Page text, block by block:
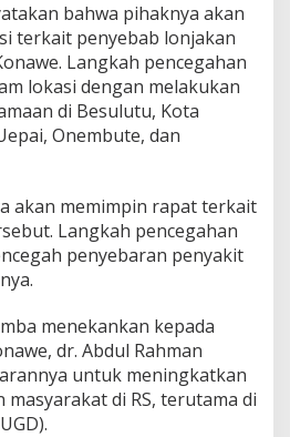
bahwa pihaknya akan
terkait penyebab lonjakan
Langkah pencegahan
lokasi dengan melakukan
di Besulutu, Kota
Onembute, dan
akan memimpin rapat terkait
Langkah pencegahan
penyebaran penyakit
menekankan kepada
dr. Abdul Rahman
untuk meningkatkan
masyarakat di RS, terutama di